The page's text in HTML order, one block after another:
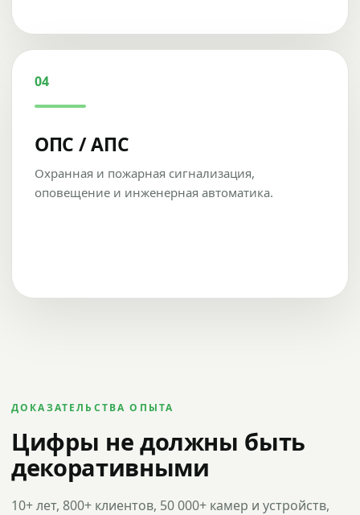
04
ОПС / АПС
Охранная и пожарная сигнализация,
оповещение и инженерная автоматика.
ДОКАЗАТЕЛЬСТВА ОПЫТА
Цифры не должны быть
декоративными
10+ лет, 800+ клиентов, 50 000+ камер и устройств,